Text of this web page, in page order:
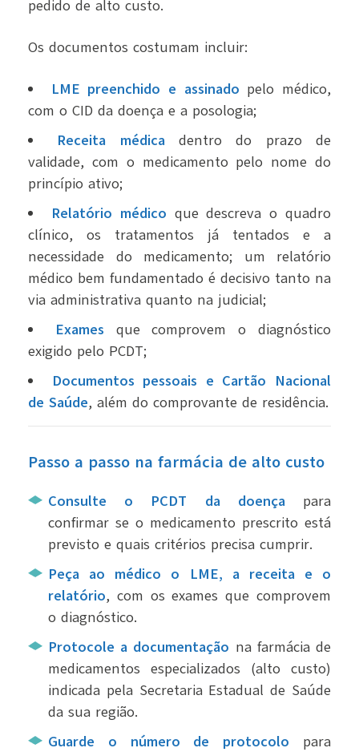
pedido de alto custo.
Os documentos costumam incluir:
LME preenchido e assinado pelo médico,
com o CID da doença e a posologia;
Receita médica dentro do prazo de
validade, com o medicamento pelo nome do
princípio ativo;
Relatório médico que descreva o quadro
clínico, os tratamentos já tentados e a
necessidade do medicamento; um relatório
médico bem fundamentado é decisivo tanto na
via administrativa quanto na judicial;
Exames que comprovem o diagnóstico
exigido pelo PCDT;
Documentos pessoais e Cartão Nacional
de Saúde, além do comprovante de residência.
Passo a passo na farmácia de alto custo
Consulte o PCDT da doença para
confirmar se o medicamento prescrito está
previsto e quais critérios precisa cumprir.
Peça ao médico o LME, a receita e o
relatório, com os exames que comprovem
o diagnóstico.
Protocole a documentação na farmácia de
medicamentos especializados (alto custo)
indicada pela Secretaria Estadual de Saúde
da sua região.
Guarde o número de protocolo para